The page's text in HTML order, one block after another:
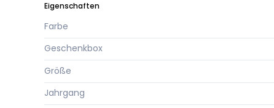
Eigenschaften
Farbe
Geschenkbox
Größe
Jahrgang